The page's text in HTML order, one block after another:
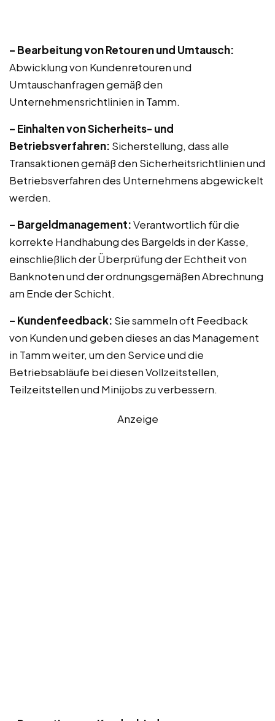
– Bearbeitung von Retouren und Umtausch:
Abwicklung von Kundenretouren und
Umtauschanfragen gemäß den
Unternehmensrichtlinien in Tamm.
– Einhalten von Sicherheits- und
Betriebsverfahren: Sicherstellung, dass alle
Transaktionen gemäß den Sicherheitsrichtlinien und
Betriebsverfahren des Unternehmens abgewickelt
werden.
– Bargeldmanagement:Verantwortlich für die
korrekte Handhabung des Bargelds in der Kasse,
einschließlich der Überprüfung der Echtheit von
Banknoten und der ordnungsgemäßen Abrechnung
am Ende der Schicht.
– Kundenfeedback: Sie sammeln oft Feedback
von Kunden und geben dieses an das Management
in Tamm weiter, um den Service und die
Betriebsabläufe bei diesen Vollzeitstellen,
Teilzeitstellen und Minijobs zu verbessern.
Anzeige